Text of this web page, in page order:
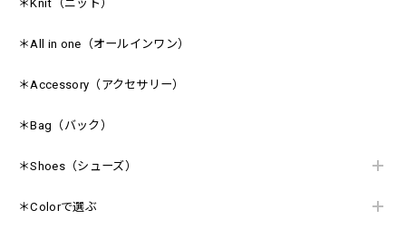
＊Knit（ニット）
＊All in one（オールインワン）
＊Accessory（アクセサリー）
＊Bag（バック）
＊Shoes（シューズ）
＊Colorで選ぶ